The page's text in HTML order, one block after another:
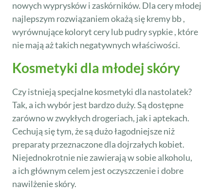
nowych wyprysków i zaskórników. Dla cery młodej
najlepszym rozwiązaniem okażą się kremy bb ,
wyrównujące koloryt cery lub pudry sypkie , które
nie mają aż takich negatywnych właściwości.
Kosmetyki dla młodej skóry
Czy istnieją specjalne kosmetyki dla nastolatek?
Tak, a ich wybór jest bardzo duży. Są dostępne
zarówno w zwykłych drogeriach, jak i aptekach.
Cechują się tym, że są dużo łagodniejsze niż
preparaty przeznaczone dla dojrzałych kobiet.
Niejednokrotnie nie zawierają w sobie alkoholu,
a ich głównym celem jest oczyszczenie i dobre
nawilżenie skóry.